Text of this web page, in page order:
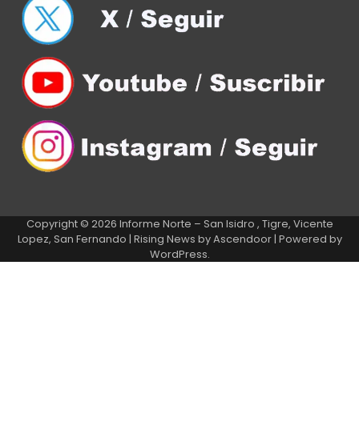
Copyright © 2026 Informe Norte – San Isidro , Tigre, Vicente
Lopez, San Fernando | Rising News byAscendoor| Powered by
WordPress.